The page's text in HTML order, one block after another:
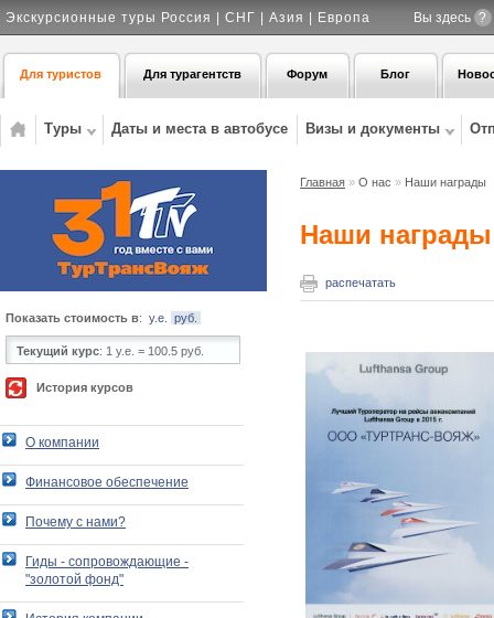
Экскурсионные туры Россия | СНГ | Азия | Европа Вы здесь ?
Для туристов Для турагентств Форум Блог
Туры Даты и места в автобусе Визы и документы
Показать стоимость в: у.е. руб.
Текущий курс: 1 у.е. = 100.5 руб.
История курсов
О компании
Финансовое обеспечение
Почему с нами?
Гиды - сопровождающие -
"золотой фонд"
Главная » О нас » Наши награды
Наши награды
распечатать